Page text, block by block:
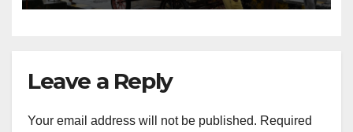
Leave a Reply
Your email address will not be published. Required